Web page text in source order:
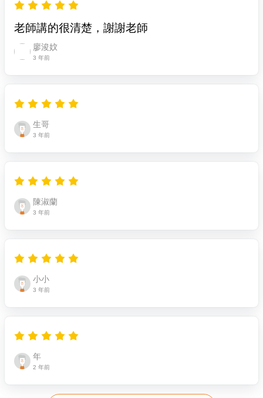
老師講的很清楚，謝謝老師
廖浚妏
3 年前
生哥
3 年前
陳淑蘭
3 年前
小小
3 年前
年
2 年前